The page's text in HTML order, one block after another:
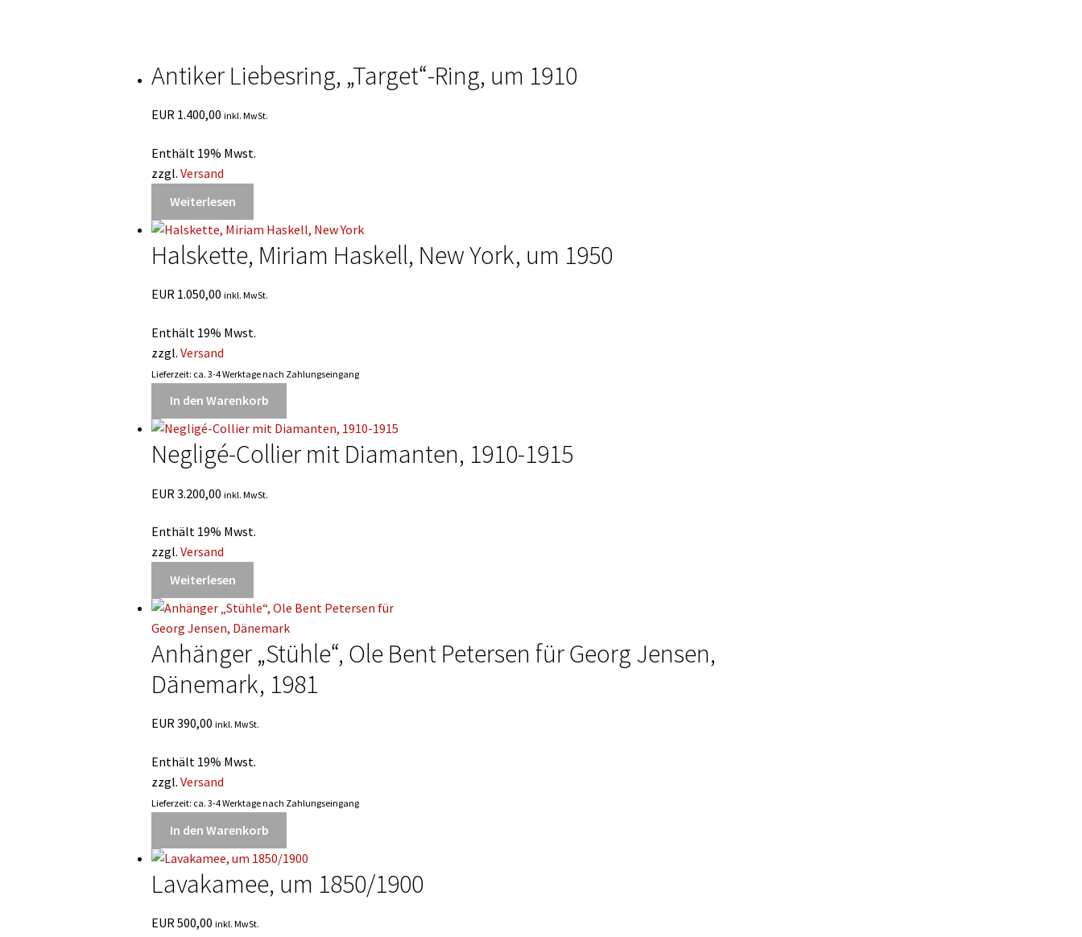
Antiker Liebesring, „Target“-Ring, um 1910
EUR 1.400,00 inkl. MwSt.
Enthält 19% Mwst.
zzgl.Versand
Weiterlesen
Halskette, Miriam Haskell, New York, um 1950
EUR 1.050,00 inkl. MwSt.
Enthält 19% Mwst.
zzgl.Versand
Lieferzeit: ca. 3-4 Werktage nach Zahlungseingang
In den Warenkorb
Negligé-Collier mit Diamanten, 1910-1915
EUR 3.200,00 inkl. MwSt.
Enthält 19% Mwst.
zzgl.Versand
Weiterlesen
Anhänger „Stühle“, Ole Bent Petersen für Georg Jensen,
Dänemark, 1981
EUR390,00 inkl. MwSt.
Enthält 19% Mwst.
zzgl.Versand
Lieferzeit: ca. 3-4 Werktage nach Zahlungseingang
In den Warenkorb
Lavakamee, um 1850/1900
EUR500,00 inkl. MwSt.